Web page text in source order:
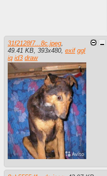
31f2128f7...8c.jpeg
49.41 KB 393x480 exif ggl
iq id3 draw